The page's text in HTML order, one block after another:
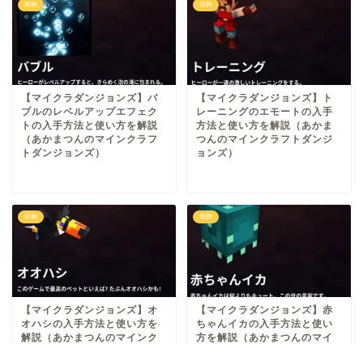
装飾
【マイクラダンジョンズ】バ
ブルのレベルアップエフェク
トの入手方法と使い方を解説
（あかまつんのマインクラフ
トダンジョンズ）
装飾
【マイクラダンジョンズ】ト
レーニングのエモートの入手
方法と使い方を解説（あかま
つんのマインクラフトダンジ
ョンズ）
装飾
【マイクラダンジョンズ】オ
オハシの入手方法と使い方を
解説（あかまつんのマインク
装飾
【マイクラダンジョンズ】赤
ちゃんイカの入手方法と使い
方を解説（あかまつんのマイ